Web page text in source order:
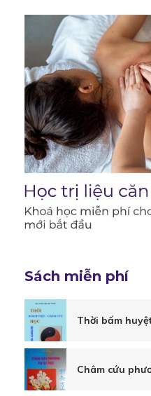
for
Liệu
chúng
ta
có
thể
tự
chăm
Sách miễn phí
Thời bấm
Châm cứu